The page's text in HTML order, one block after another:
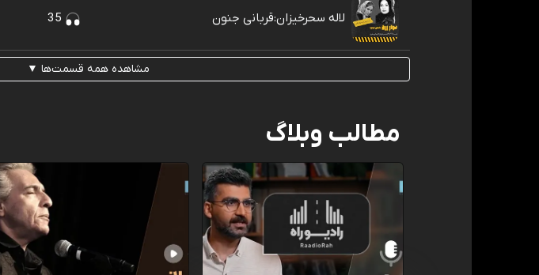
لاله سحرخیزان:قربانی جنون
مشاهده همه قسمت‌ها ▼
مطالب وبلاگ